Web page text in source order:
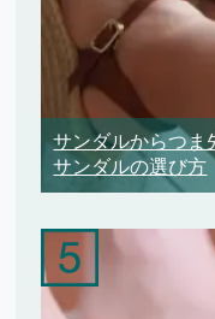
サンダルからつま
サンダルの選び方